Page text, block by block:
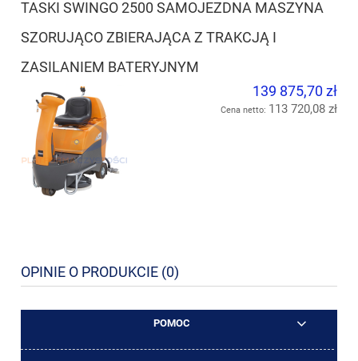
TASKI SWINGO 2500 SAMOJEZDNA MASZYNA
SZORUJĄCO ZBIERAJĄCA Z TRAKCJĄ I
ZASILANIEM BATERYJNYM
139 875,70 zł
Cena netto: 113 720,08 zł
OPINIE O PRODUKCIE (0)
POMOC